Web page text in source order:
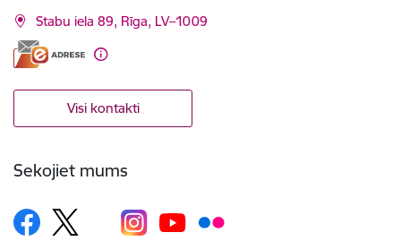
Stabu iela 89, Rīga, LV–1009
Visi kontakti
Sekojiet mums